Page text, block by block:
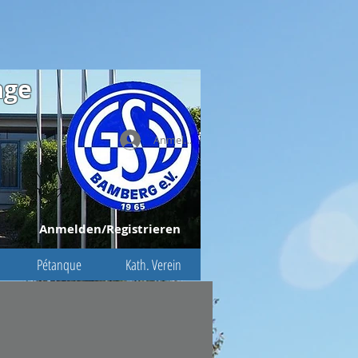
Anmelden/Registrieren
Pétanque Kath. Verein
Anmelden